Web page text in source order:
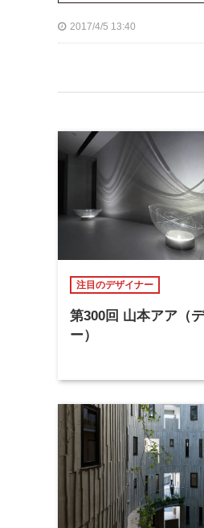
2017/4/5 13:40
注目のデザイナー
第300回 山本アア（
ー）